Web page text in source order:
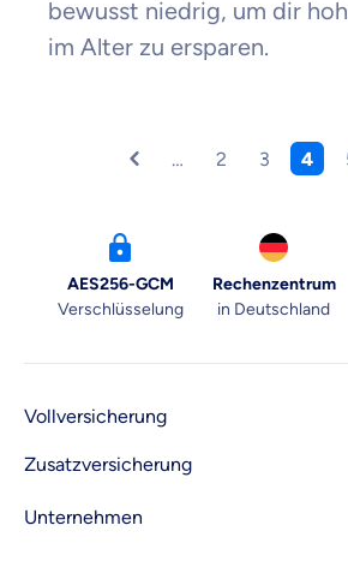
bewusst niedrig, um dir
im Alter zu ersparen.
… 2 3 4
AES256-GCM
Verschlüsselung
Rechenzentrum
in Deutschland
Vollversicherung
Zusatzversicherung
Unternehmen